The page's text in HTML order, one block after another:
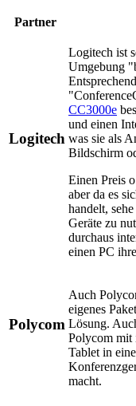
Partner
Logitech
Logitech ist
Umgebung
CC3000e
und einen
was sie als
Bildschirm
Einen Preis
aber da es
handelt,
Geräte zu
durchaus
einen PC
Polycom
Auch
eigenes
Lösung.
Polycom mit
Tablet in
macht.